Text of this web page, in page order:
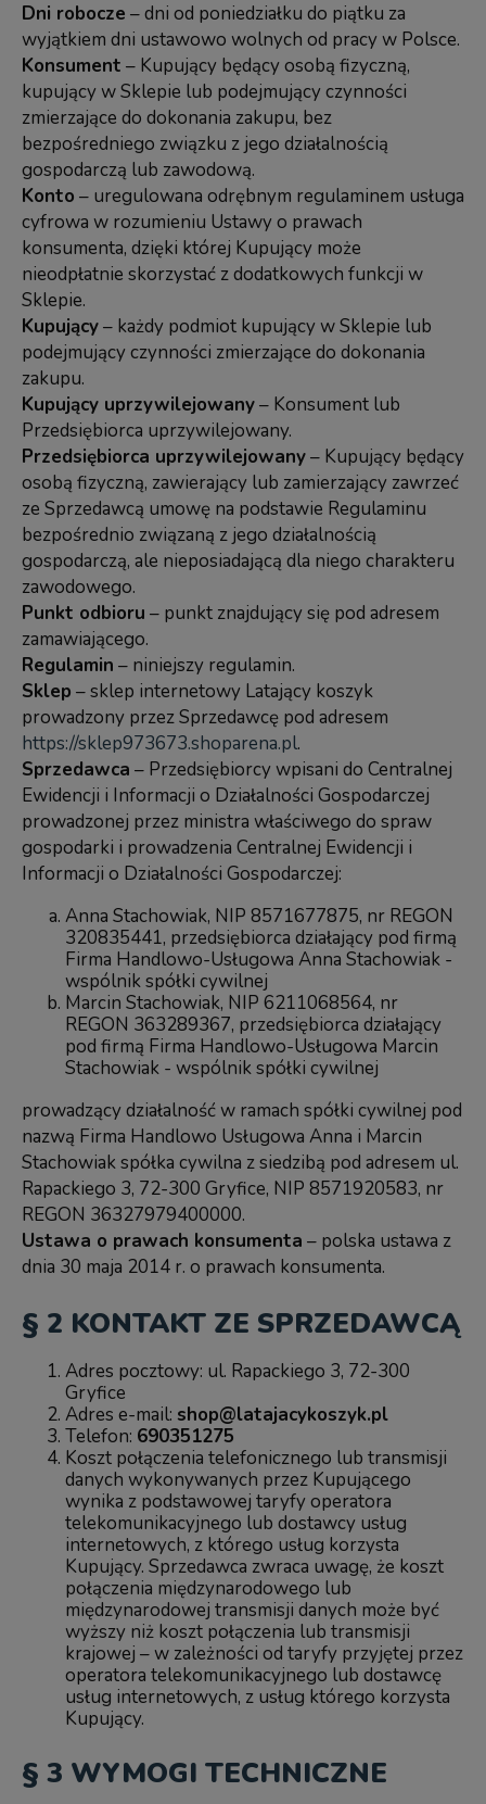
Dni robocze – dni od poniedziałku do piątku za
wyjątkiem dni ustawowo wolnych od pracy w Polsce.
Konsument – Kupujący będący osobą fizyczną,
kupujący w Sklepie lub podejmujący czynności
zmierzające do dokonania zakupu, bez
bezpośredniego związku z jego działalnością
gospodarczą lub zawodową.
Konto – uregulowana odrębnym regulaminem usługa
cyfrowa w rozumieniu Ustawy o prawach
konsumenta, dzięki której Kupujący może
nieodpłatnie skorzystać z dodatkowych funkcji w
Sklepie.
Kupujący– każdy podmiot kupujący w Sklepie lub
podejmujący czynności zmierzające do dokonania
zakupu.
Kupujący uprzywilejowany– Konsument lub
Przedsiębiorca uprzywilejowany.
Przedsiębiorca uprzywilejowany– Kupujący będący
osobą fizyczną, zawierający lub zamierzający zawrzeć
ze Sprzedawcą umowę na podstawie Regulaminu
bezpośrednio związaną z jego działalnością
gospodarczą, ale nieposiadającą dla niego charakteru
zawodowego.
Punkt odbioru – punkt znajdujący się pod adresem
zamawiającego.
Regulamin – niniejszy regulamin.
Sklep – sklep internetowy Latający koszyk
prowadzony przez Sprzedawcę pod adresem
https://sklep973673.shoparena.pl.
Sprzedawca – Przedsiębiorcy wpisani do Centralnej
Ewidencji i Informacji o Działalności Gospodarczej
prowadzonej przez ministra właściwego do spraw
gospodarki i prowadzenia Centralnej Ewidencji i
Informacji o Działalności Gospodarczej:
Anna Stachowiak, NIP 8571677875, nr REGON
320835441, przedsiębiorca działający pod firmą
Firma Handlowo-Usługowa Anna Stachowiak -
wspólnik spółki cywilnej
Marcin Stachowiak, NIP 6211068564, nr
REGON 363289367, przedsiębiorca działający
pod firmą Firma Handlowo-Usługowa Marcin
Stachowiak - wspólnik spółki cywilnej
prowadzący działalność w ramach spółki cywilnej pod
nazwą Firma Handlowo Usługowa Anna i Marcin
Stachowiak spółka cywilna z siedzibą pod adresem ul.
Rapackiego 3, 72-300 Gryfice, NIP 8571920583, nr
REGON 36327979400000.
Ustawa o prawach konsumenta – polska ustawa z
dnia 30 maja 2014 r. o prawach konsumenta.
§ 2 KONTAKT ZE SPRZEDAWCĄ
Adres pocztowy: ul. Rapackiego 3, 72-300
Gryfice
Adres e-mail: shop@latajacykoszyk.pl
Telefon: 690351275
Koszt połączenia telefonicznego lub transmisji
danych wykonywanych przez Kupującego
wynika z podstawowej taryfy operatora
telekomunikacyjnego lub dostawcy usług
internetowych, z którego usług korzysta
Kupujący. Sprzedawca zwraca uwagę, że koszt
połączenia międzynarodowego lub
międzynarodowej transmisji danych może być
wyższy niż koszt połączenia lub transmisji
krajowej – w zależności od taryfy przyjętej przez
operatora telekomunikacyjnego lub dostawcę
usług internetowych, z usług którego korzysta
Kupujący.
§ 3 WYMOGI TECHNICZNE